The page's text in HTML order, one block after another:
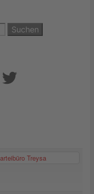
Twitter
Treysa